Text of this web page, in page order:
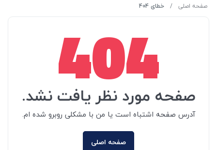
صفحه اصلی خطای 404
404
صفحه مورد نظر یافت نشد.
آدرس صفحه اشتباه است یا من با مشکلی روبرو شده ام.
صفحه اصلی